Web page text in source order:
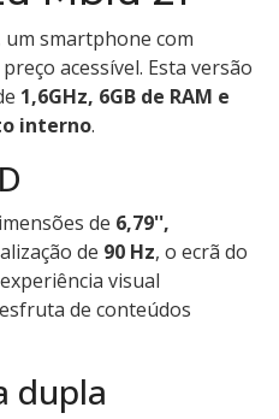
um smartphone com
acessível. Esta versão
1,6GHz, 6GB de RAM e
interno.
de 6,79'',
de 90 Hz, o ecrã do
visual
de conteúdos
dupla